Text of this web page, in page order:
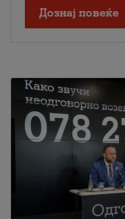
Дознај повеќе